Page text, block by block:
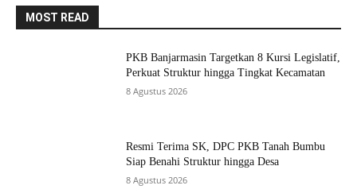
MOST READ
PKB Banjarmasin Targetkan 8 Kursi Legislatif,
Perkuat Struktur hingga Tingkat Kecamatan
8 Agustus 2026
Resmi Terima SK, DPC PKB Tanah Bumbu
Siap Benahi Struktur hingga Desa
8 Agustus 2026